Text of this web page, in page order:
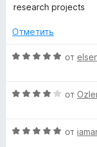
5
з
research projects
Отметить
О
н
о
от
О
н
от
О
от